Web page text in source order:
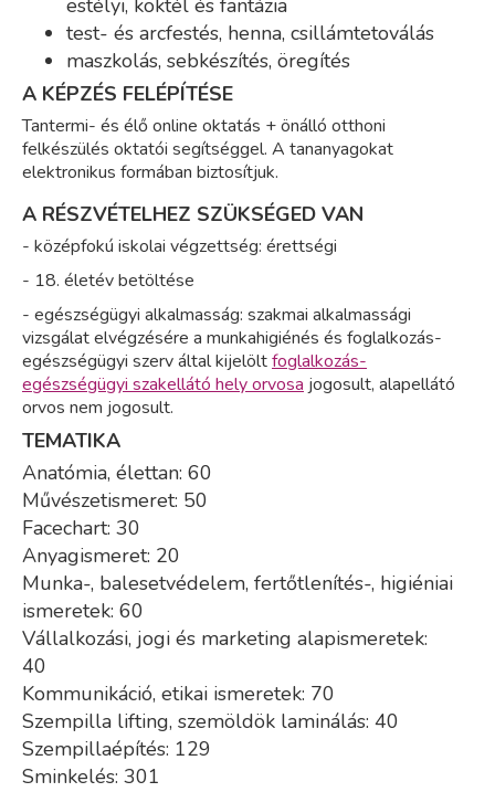
estélyi, koktél és fantázia
test- és arcfestés, henna, csillámtetoválás
maszkolás, sebkészítés, öregítés
A KÉPZÉS FELÉPÍTÉSE
Tantermi- és élő online oktatás + önálló otthoni
felkészülés oktatói segítséggel. A tananyagokat
elektronikus formában biztosítjuk.
A RÉSZVÉTELHEZ SZÜKSÉGED VAN
- középfokú iskolai végzettség: érettségi
- 18. életév betöltése
- egészségügyi alkalmasság: szakmai alkalmassági
vizsgálat elvégzésére a munkahigiénés és foglalkozás-
egészségügyi szerv által kijelöltfoglalkozás-
egészségügyi szakellátó hely orvosajogosult, alapellátó
orvos nem jogosult.
TEMATIKA
Anatómia, élettan: 60
Művészetismeret: 50
Facechart: 30
Anyagismeret: 20
Munka-, balesetvédelem, fertőtlenítés-, higiéniai
ismeretek: 60
Vállalkozási, jogi és marketing alapismeretek:
40
Kommunikáció, etikai ismeretek: 70
Szempilla lifting, szemöldök laminálás: 40
Szempillaépítés: 129
Sminkelés: 301